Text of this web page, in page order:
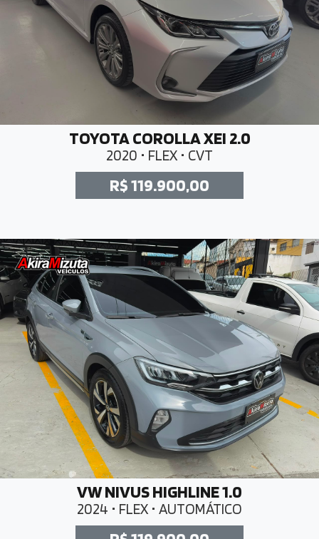
TOYOTA COROLLA XEI 2.0
2020 • FLEX • CVT
R$ 119.900,00
VW NIVUS HIGHLINE 1.0
2024 • FLEX • AUTOMÁTICO